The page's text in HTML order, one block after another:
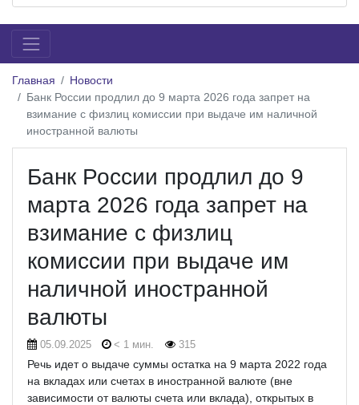
Главная
Новости
Банк России продлил до 9 марта 2026 года запрет на
взимание с физлиц комиссии при выдаче им наличной
иностранной валюты
Банк России продлил до 9
марта 2026 года запрет на
взимание с физлиц
комиссии при выдаче им
наличной иностранной
валюты
05.09.2025 < 1 мин. 315
Речь идет о выдаче суммы остатка на 9 марта 2022 года
на вкладах или счетах в иностранной валюте (вне
зависимости от валюты счета или вклада), открытых в